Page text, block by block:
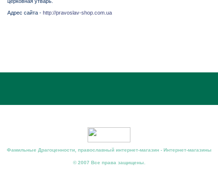
Адрес сайта - http://pravoslav-shop.com.ua
Фамильные Драгоценности, православный интернет-магазин - Интернет-магазины
© 2007 Все права защищены.